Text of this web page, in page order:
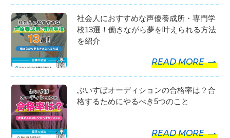
社会人におすすめな声優養成所・専門学
校13選！働きながら夢を叶えられる方法
を紹介
READ MORE
ぶいすぽオーディションの合格率は？合
格するためにやるべき5つのこと
READ MORE